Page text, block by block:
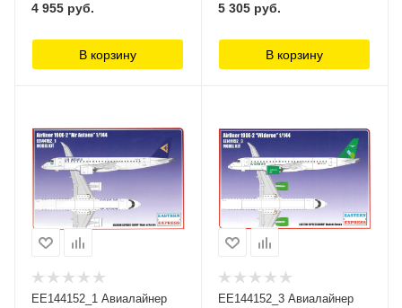
4 955 руб.
В корзину
5 305 руб.
В корзину
ЕЕ144152_1 Авиалайнер
ЕЕ144152_3 Авиалайнер